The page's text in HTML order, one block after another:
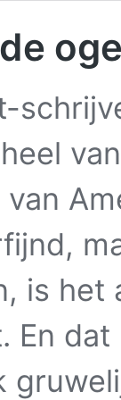
is
En